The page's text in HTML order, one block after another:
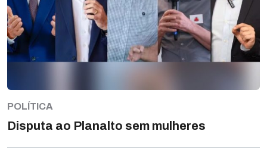
POLÍTICA
Disputa ao Planalto sem mulheres